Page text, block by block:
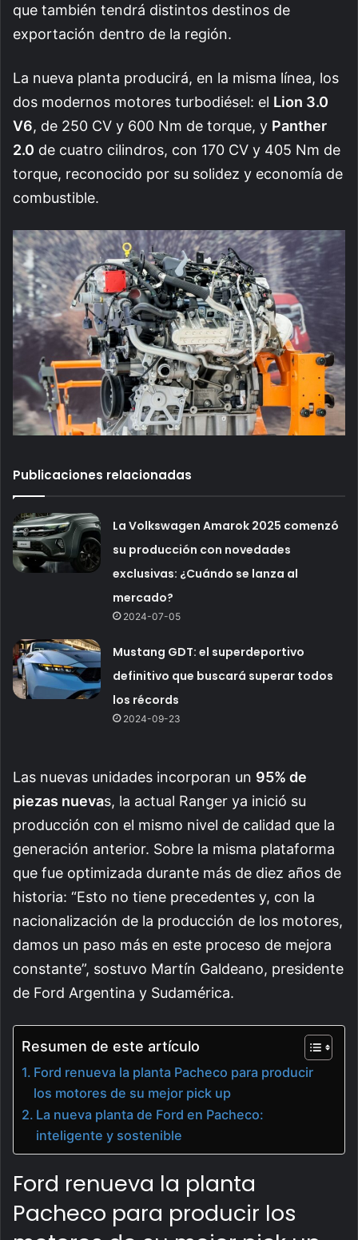
que también tendrá distintos destinos de
exportación dentro de la región.
La nueva planta producirá, en la misma línea, los
dos modernos motores turbodiésel: el Lion 3.0
V6, de 250 CV y ​​600 Nm de torque, y Panther
2.0 de cuatro cilindros, con 170 CV y 405 Nm de
torque, reconocido por su solidez y economía de
combustible.
Publicaciones relacionadas
La Volkswagen Amarok 2025 comenzó
su producción con novedades
exclusivas: ¿Cuándo se lanza al
mercado?
2024-07-05
Mustang GDT: el superdeportivo
definitivo que buscará superar todos
los récords
2024-09-23
Las nuevas unidades incorporan un 95% de
piezas nuevas, la actual Ranger ya inició su
producción con el mismo nivel de calidad que la
generación anterior. Sobre la misma plataforma
que fue optimizada durante más de diez años de
historia: “Esto no tiene precedentes y, con la
nacionalización de la producción de los motores,
damos un paso más en este proceso de mejora
constante”, sostuvo Martín Galdeano, presidente
de Ford Argentina y Sudamérica.
Resumen de este artículo
Ford renueva la planta Pacheco para producir
los motores de su mejor pick up
La nueva planta de Ford en Pacheco:
inteligente y sostenible
Ford renueva la planta
Pacheco para producir los